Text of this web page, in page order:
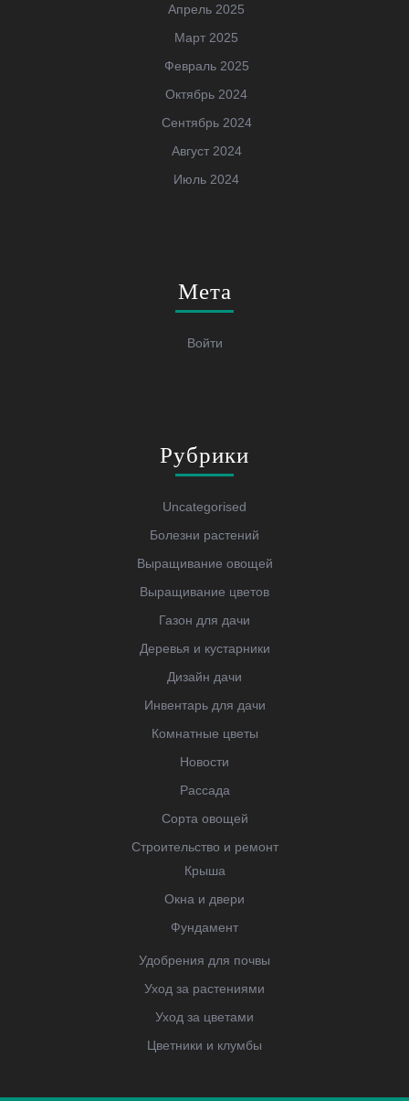
Апрель 2025
Март 2025
Февраль 2025
Октябрь 2024
Сентябрь 2024
Август 2024
Июль 2024
Мета
Войти
Рубрики
Uncategorised
Болезни растений
Выращивание овощей
Выращивание цветов
Газон для дачи
Деревья и кустарники
Дизайн дачи
Инвентарь для дачи
Комнатные цветы
Новости
Рассада
Сорта овощей
Строительство и ремонт
Крыша
Окна и двери
Фундамент
Удобрения для почвы
Уход за растениями
Уход за цветами
Цветники и клумбы